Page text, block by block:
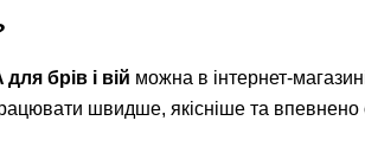
для брів і вій можна в інтернет-
швидше, якісніше та впевнено